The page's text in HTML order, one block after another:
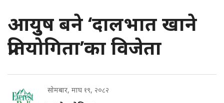
आयुुष बने ‘दालभात खाने
प्रतियोगिता’का विजेता
सोमबार, माघ १९, २०८२